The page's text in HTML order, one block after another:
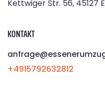
Kettwiger Str. 56, 45127
KONTAKT
+4915792632812